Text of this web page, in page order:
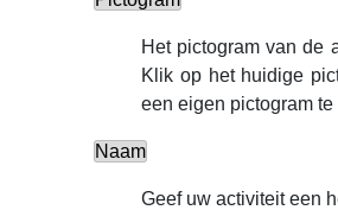
Het pictogram van de
Klik op het huidige
een eigen pictogram te
Naam
Geef uw activiteit een